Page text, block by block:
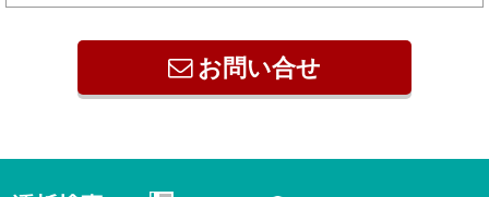
お問い合せ